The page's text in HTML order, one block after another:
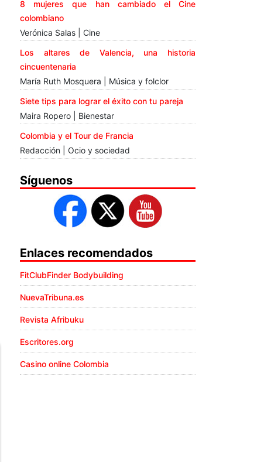
8 mujeres que han cambiado el Cine
colombiano
Verónica Salas | Cine
Los altares de Valencia, una historia
cincuentenaria
María Ruth Mosquera | Música y folclor
Siete tips para lograr el éxito con tu pareja
Maira Ropero | Bienestar
Colombia y el Tour de Francia
Redacción | Ocio y sociedad
Síguenos
Enlaces recomendados
FitClubFinder Bodybuilding
NuevaTribuna.es
Revista Afribuku
Escritores.org
Casino online Colombia